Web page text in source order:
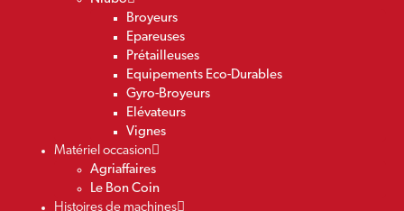
Broyeurs
Epareuses
Prétailleuses
Equipements Eco-Durables
Gyro-Broyeurs
Elévateurs
Vignes
Matériel occasion
Agriaffaires
Le Bon Coin
Histoires de machines